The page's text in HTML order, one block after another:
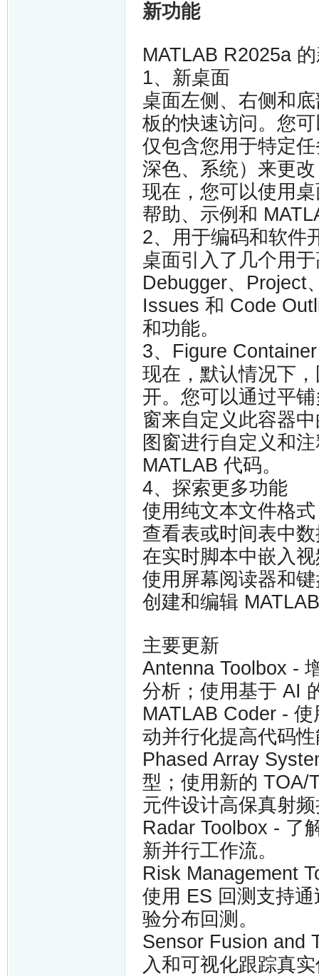
新功能
MATLAB R2025a
1、新桌面
桌面左侧、右侧和
板的快速访问。您
仅包含您用于特定
深色、系统）来更
现在，您可以使用
帮助、示例和
2、用于编码和软件
桌面引入了几个用
Debugger、Project
Issues 和 Code
和功能。
3、Figure
现在，默认情况下
开。您可以通过平
窗来自定义此容器
图窗进行自定义和
MATLAB 代码。
4、探索更多功能
使用纯文本文件格
查看表或时间表中
在实时脚本中嵌入
使用屏幕阅读器和
创建和编辑
主要更新
Antenna Toolbox -
分析；使用基于 AI
MATLAB Coder -
动并行化提高代码
Phased Array
型；使用新的 TOA/
元件设计高保真射
Radar Toolbox - 了
新并行工作流。
Risk Management
使用 ES 回测支持
验分布回测。
Sensor Fusion and
入和可视化跟踪真